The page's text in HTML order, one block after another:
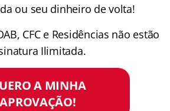
ou seu dinheiro de volta!
CFC e Residências não estão
Ilimitada.
A MINHA
APROVAÇÃO!